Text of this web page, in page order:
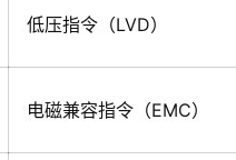
低压指令（LVD）
电磁兼容指令（EMC）